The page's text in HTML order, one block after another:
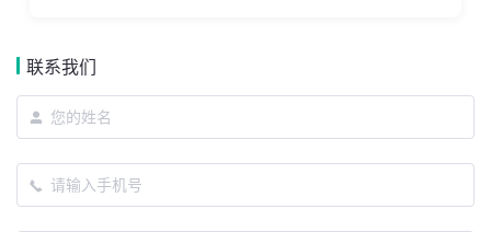
联系我们